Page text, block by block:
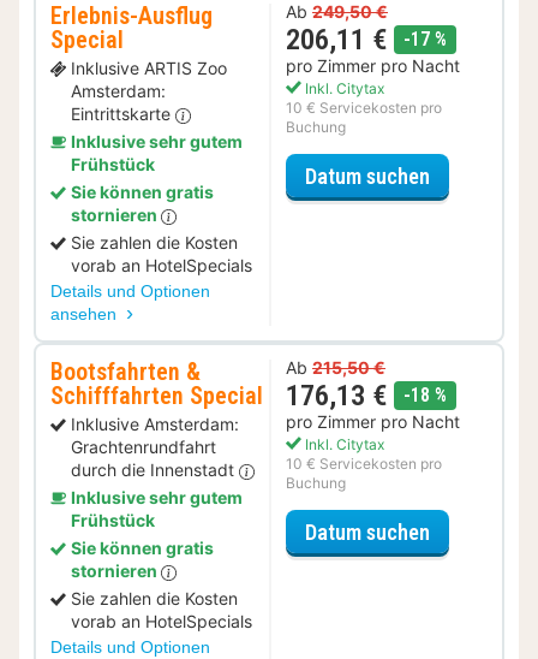
Erlebnis-Ausflug
Special
Inklusive ARTIS Zoo
Amsterdam:
Eintrittskarte
Inklusive sehr gutem
Frühstück
Sie können gratis
stornieren
Sie zahlen die Kosten
vorab an HotelSpecials
Details und Optionen
ansehen
Ab 249,50 €
206,11 € -17 %
pro Zimmer pro Nacht
Inkl. Citytax
10 € Servicekosten pro
Buchung
Datum suchen
Bootsfahrten &
Schifffahrten Special
Inklusive Amsterdam:
Grachtenrundfahrt
durch die Innenstadt
Inklusive sehr gutem
Frühstück
Sie können gratis
stornieren
Sie zahlen die Kosten
vorab an HotelSpecials
Details und Optionen
Ab 215,50 €
176,13 € -18 %
pro Zimmer pro Nacht
Inkl. Citytax
10 € Servicekosten pro
Buchung
Datum suchen